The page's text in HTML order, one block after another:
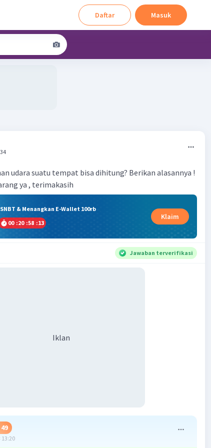
Daftar Masuk
udara suatu tempat bisa dihitung? Berikan alasannya !
ya , terimakasih
& Menangkan E-Wallet 100rb
00 :20 :58 :13
Klaim
Jawaban terverifikasi
Iklan
13:20